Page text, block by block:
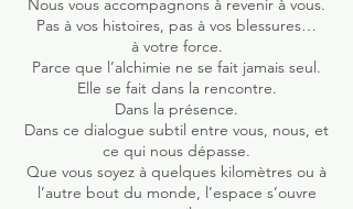
Nous vous accompagnons à revenir à vous.
Pas à vos histoires, pas à vos blessures…
à votre force.
Parce que l’alchimie ne se fait jamais seul.
Elle se fait dans la rencontre.
Dans la présence.
Dans ce dialogue subtil entre vous, nous, et
ce qui nous dépasse.
Que vous soyez à quelques kilomètres ou à
l’autre bout du monde, l’espace s’ouvre